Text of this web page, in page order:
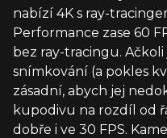
nabízí 4K s ray-
Performance zase 60
bez ray-tracingu.
snímkování (a pokles
zásadní, abych jej
kupodivu na rozdíl od
dobře i ve 30 FPS.